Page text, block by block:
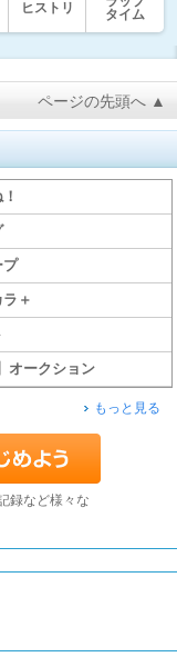
ヒストリ
タイム
ページの先頭へ ▲
プ
＋
オークション
もっと見る
録など様々な